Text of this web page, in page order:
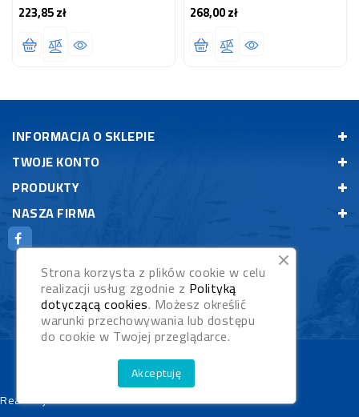
223,85 złCena 268,00 złCena
INFORMACJA O SKLEPIE
TWOJE KONTO
PRODUKTY
NASZA FIRMA
© 2026 - Rybypyszczaki.pl
Realizacja:WebStudioNet
Strona korzysta z plików cookie w celu
realizacji usług zgodnie z Polityką
dotyczącą cookies. Możesz określić
warunki przechowywania lub dostępu
do cookie w Twojej przeglądarce.
Akceptuję